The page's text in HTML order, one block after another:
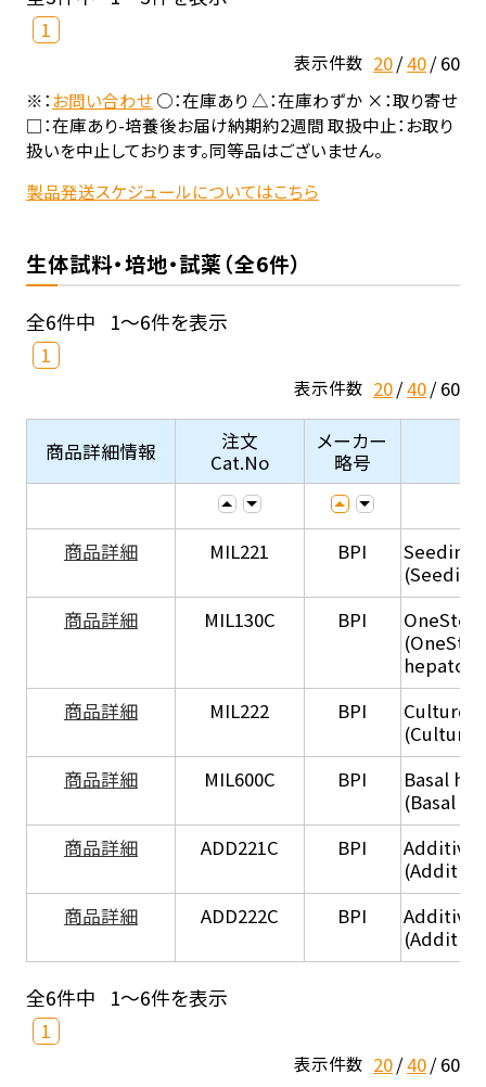
1
表示件数 20 40 60
※：お問い合わせ○：在庫あり △：在庫わずか ×：取り寄せ
□：在庫あり-培養後お届け納期約2週間 取扱中止：お取り
扱いを中止しております。同等品はございません。
製品発送スケジュールについてはこちら
生体試料・培地・試薬（全6件）
全6件中 1～6件を表示
1
表示件数 20 40 60
商品詳細情報
注文
Cat.No
メーカー
略号
商品詳細 MIL221 BPI
Seeding
商品詳細
MIL130C BPI
商品詳細
MIL222 BPI
Culture
(Culture
商品詳細
MIL600C BPI
Basal
(Basal
商品詳細
ADD221C BPI
商品詳細
ADD222C BPI
全6件中 1～6件を表示
1
表示件数 20 40 60